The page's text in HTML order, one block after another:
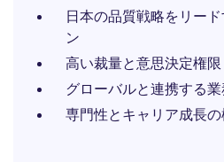
日本の品質戦略をリー
ン
高い裁量と意思決定権限
グローバルと連携する
専門性とキャリア成長の